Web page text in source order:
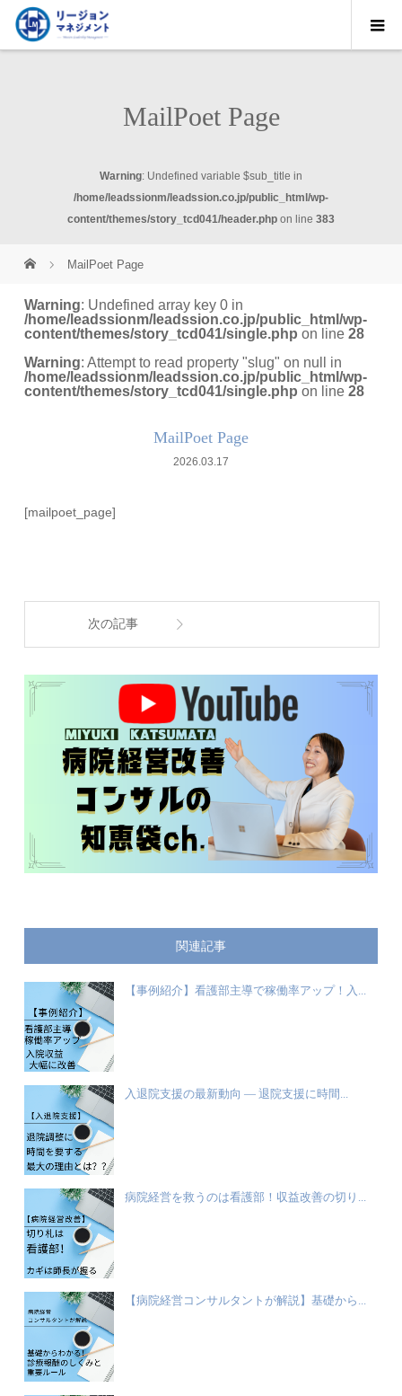
MailPoet Page
Warning: Undefined variable $sub_title in
/home/leadssionm/leadssion.co.jp/public_html/wp-
content/themes/story_tcd041/header.php on line 383
MailPoet Page
Warning: Undefined array key 0 in
/home/leadssionm/leadssion.co.jp/public_html/wp-
content/themes/story_tcd041/single.php on line28
Warning: Attempt to read property "slug" on null in
/home/leadssionm/leadssion.co.jp/public_html/wp-
content/themes/story_tcd041/single.php on line28
MailPoet Page
2026.03.17
[mailpoet_page]
次の記事
関連記事
【事例紹介】看護部主導で稼働率アップ！入...
入退院支援の最新動向 ― 退院支援に時間...
病院経営を救うのは看護部！収益改善の切り...
【病院経営コンサルタントが解説】基礎から...